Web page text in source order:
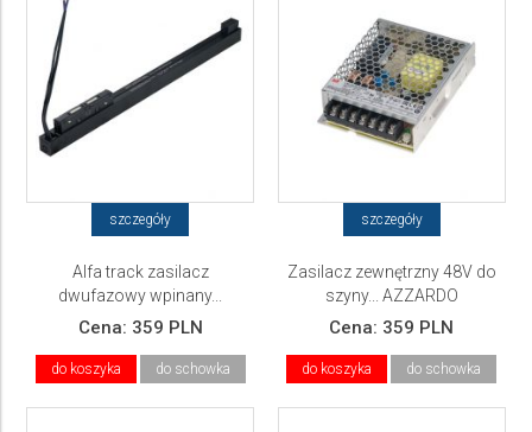
szczegóły
Alfa track zasilacz
dwufazowy wpinany...
AZZARDO
Cena: 359 PLN
do koszyka do schowka
szczegóły
Zasilacz zewnętrzny 48V do
szyny... AZZARDO
Cena: 359 PLN
do koszyka do schowka